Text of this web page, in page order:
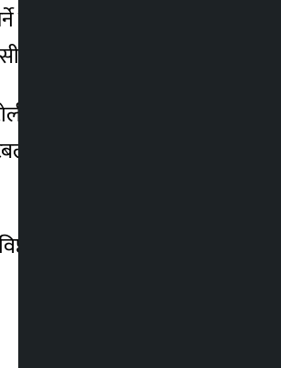
गरेको छ । सम्मानको
हुन् ।
डेब्यु गरेका छन् । राष्ट्रिय
खेलाडीमध्ये एक जनालाई
र अनन्त तामाङ सम्मानित